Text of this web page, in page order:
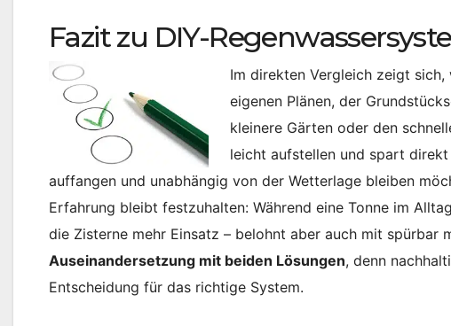
Fazit zu DIY-
Im direkten Vergleich zeigt sich,
eigenen Plänen, der
kleinere Gärten oder den
leicht aufstellen und spart
auffangen und unabhängig von der Wetterlage bleiben
Erfahrung bleibt festzuhalten: Während eine Tonne im
die Zisterne mehr Einsatz – belohnt aber auch mit spürbar
Auseinandersetzung mit beiden Lösungen, denn
Entscheidung für das richtige System.